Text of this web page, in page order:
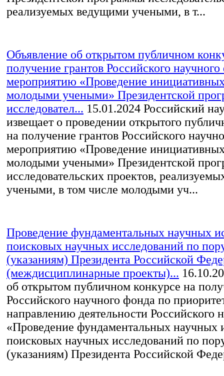
реализуемых ведущими учеными, в т...
Объявление об открытом публичном
получение грантов Российского
мероприятию «Проведение
молодыми учеными» Президентской
исследовател... 15.01.2024 Российский
извещает о проведении открытого
на получение грантов Российского
мероприятию «Проведение
молодыми учеными» Президентской
исследовательских проектов,
учеными, в том числе молодыми уч...
Проведение фундаментальных научных
поисковых научных исследований по
(указаниям) Президента Российской
(междисциплинарные проекты)...
об открытом публичном конкурсе на
Российского научного фонда по
направлению деятельности Российского
«Проведение фундаментальных научных
поисковых научных исследований по
(указаниям) Президента Российской